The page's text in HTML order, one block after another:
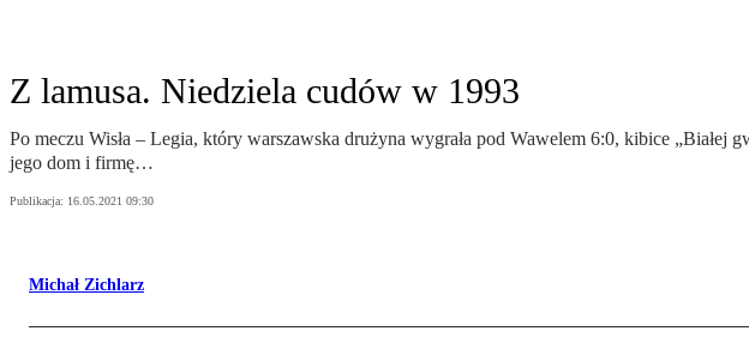
Z lamusa. Niedziela cudów w 1993
Po meczu Wisła – Legia, który warszawska drużyna wygrała pod Wawelem 6:0, kibice
jego dom i firmę…
Publikacja: 16.05.2021 09:30
Michał Zichlarz